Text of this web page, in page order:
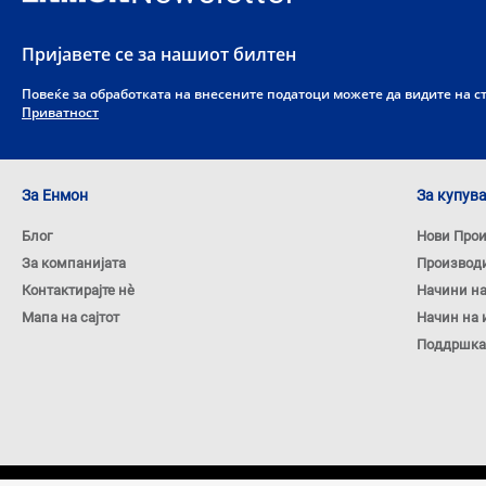
Пријавете се за нашиот билтен
Повеќе за обработката на внесените податоци можете да видите на
Приватност
За Енмон
Блог
За компанијата
Контактирајте нѐ
Мапа на сајтот
За
Нови
Начини
Начин на
Поддршка